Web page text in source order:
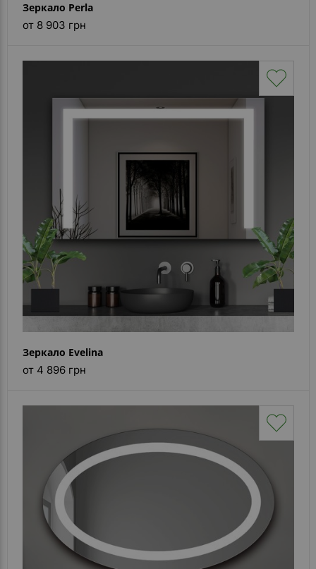
Зеркало Perla
от 8 903 грн
Зеркало Evelina
от 4 896 грн